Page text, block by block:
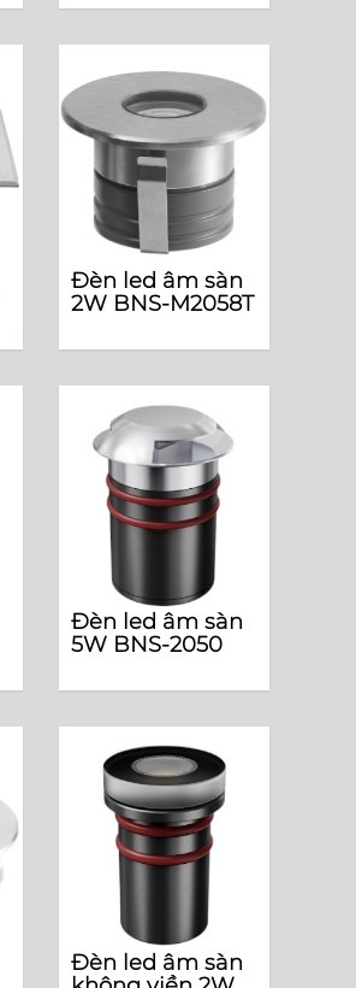
Đèn led âm sàn
2W BNS-M2058T
Đèn led âm sàn
5W BNS-2050
Đèn led âm sàn